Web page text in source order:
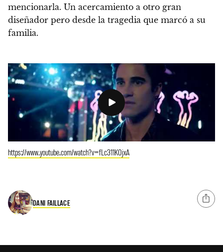
mencionarla. Un acercamiento a otro gran
diseñador pero desde la tragedia que marcó a su
familia.
https://www.youtube.com/watch?v=fLc311K0jxA
DANI FAILLACE